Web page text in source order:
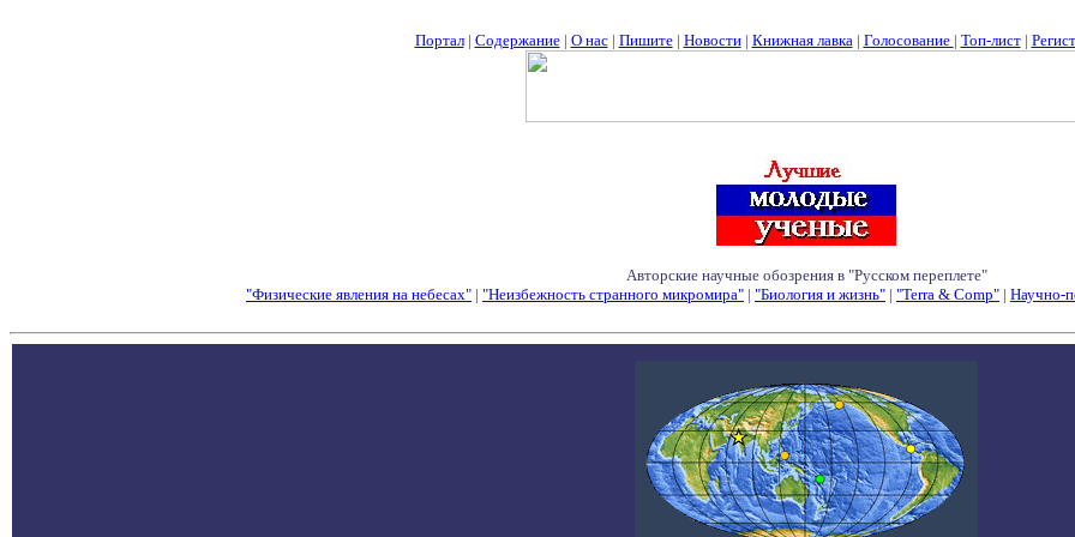
Портал| Содержание| О нас| Пишите| Новости| Книжная лавка| Голосование | Топ-лист|
Авторские научные обозрения в "Русском переплете"
"Физические явления на небесах" | "Неизбежность странного микромира" | "Биология и жизнь" | "Terra & Comp" | Научно-